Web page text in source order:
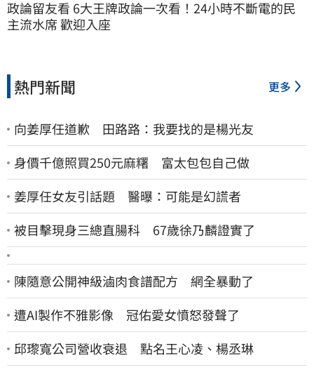
政論留友看 6大王牌政論一次看！24小時不斷電的民
主流水席 歡迎入座
熱門新聞 更多
向姜厚任道歉 田路路：我要找的是楊光友
身價千億照買250元麻糬 富太包包自己做
姜厚任女友引話題 醫曝：可能是幻謊者
被目擊現身三總直腸科 67歲徐乃麟證實了
陳隨意公開神級滷肉食譜配方 網全暴動了
遭AI製作不雅影像 冠佑愛女憤怒發聲了
邱瓈寬公司營收衰退 點名王心凌、楊丞琳